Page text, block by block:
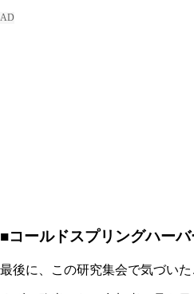
■コールドスプリングハー
最後に、この研究集会で気づいた